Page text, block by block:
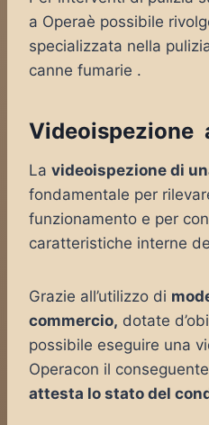
a Operaè possibile
specializzata nella
canne fumarie .
Videoispezione
La videoispezione di
fondamentale per
funzionamento e per
caratteristiche interne
Grazie all’utilizzo di
commercio, dotate
possibile eseguire una
Operacon il
attesta lo stato del